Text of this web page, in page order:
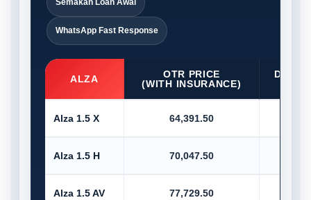
Semakan Loan Awal
WhatsApp Fast Response
ALZA
OTR PRICE
(WITH INSURANCE)
D/
Alza 1.5 X 64,391.50
Alza 1.5 H 70,047.50
Alza 1.5 AV 77,729.50